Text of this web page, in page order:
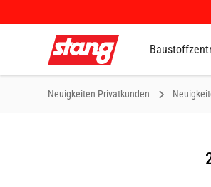
Neuigkeiten Privatkunden